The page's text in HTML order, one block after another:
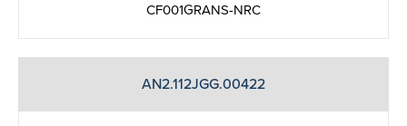
CF001GRANS-NRC
AN2.112JGG.00422